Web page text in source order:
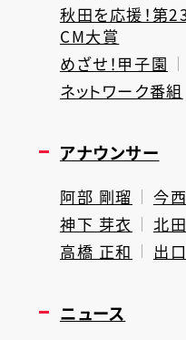
秋田を応援！第
CM大賞
めざせ！甲子園
ネットワーク番組
アナウンサー
阿部 剛瑠 今
神下 芽衣
北
高橋 正和
出
ニュース